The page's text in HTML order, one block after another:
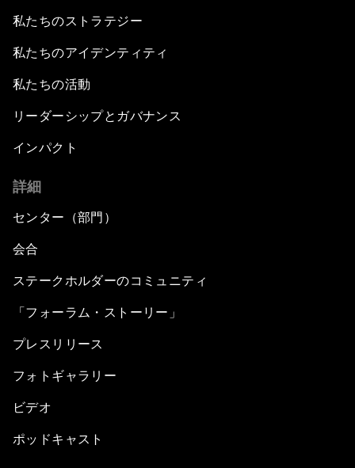
私たちのストラテジー
私たちのアイデンティティ
私たちの活動
リーダーシップとガバナンス
インパクト
詳細
センター（部門）
会合
ステークホルダーのコミュニティ
「フォーラム・ストーリー」
プレスリリース
フォトギャラリー
ビデオ
ポッドキャスト